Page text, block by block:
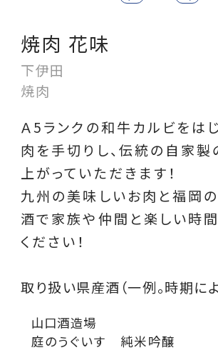
焼肉 花味
下伊田
焼肉
Ａ5ランクの和牛カルビをは
肉を手切りし、伝統の自家製
上がっていただきます！
九州の美味しいお肉と福岡
酒で家族や仲間と楽しい時
ください！
取り扱い県産酒（一例。時期に
山口酒造場
庭のうぐいす 純米吟醸